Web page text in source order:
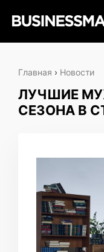
Главная › Новости
ЛУЧШИЕ
СЕЗОНА В